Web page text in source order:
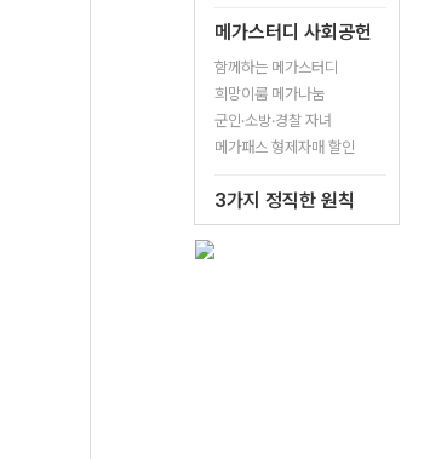
메가스터디 사회공헌
함께하는 메가스터디
희망이룸 메가나눔
군인·소방·경찰 자녀
메가패스 형제자매 할인
3가지 정직한 원칙